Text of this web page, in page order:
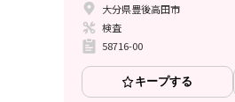
大分県豊後高田市
検査
58716-00
キープする